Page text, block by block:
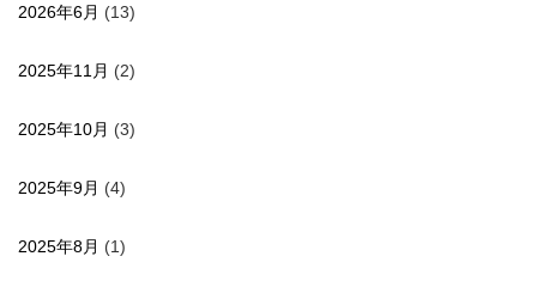
2026年6月 (13)
2025年11月 (2)
2025年10月 (3)
2025年9月 (4)
2025年8月 (1)